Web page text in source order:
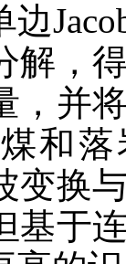
解，
，并
和
变换
基于